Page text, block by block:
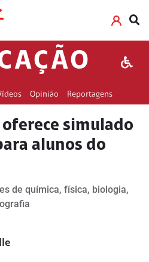
Opinião Reportagens
simulado
alunos do
de química, física, biologia,